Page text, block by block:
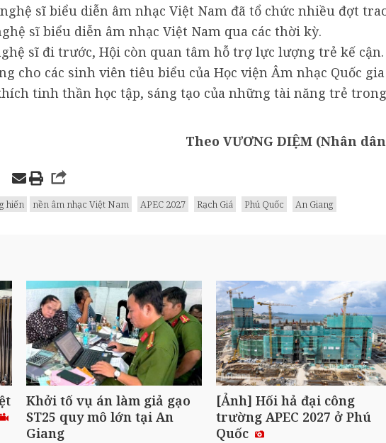
sĩ biểu diễn âm nhạc Việt Nam đã tổ chức nhiều đợt
sĩ biểu diễn âm nhạc Việt Nam qua các thời kỳ.
sĩ đi trước, Hội còn quan tâm hỗ trợ lực lượng trẻ kế cận.
cho các sinh viên tiêu biểu của Học viện Âm nhạc Quốc gia
tinh thần học tập, sáng tạo của những tài năng trẻ trong
Theo VƯƠNG DIỆM (Nhân
hiến nền âm nhạc Việt Nam APEC 2027 Rạch Giá Phú Quốc
An Giang
Khởi tố vụ án làm giả gạo
ST25 quy mô lớn tại An
Giang
[Ảnh] Hối hả đại công
trường APEC 2027 ở Phú
Quốc